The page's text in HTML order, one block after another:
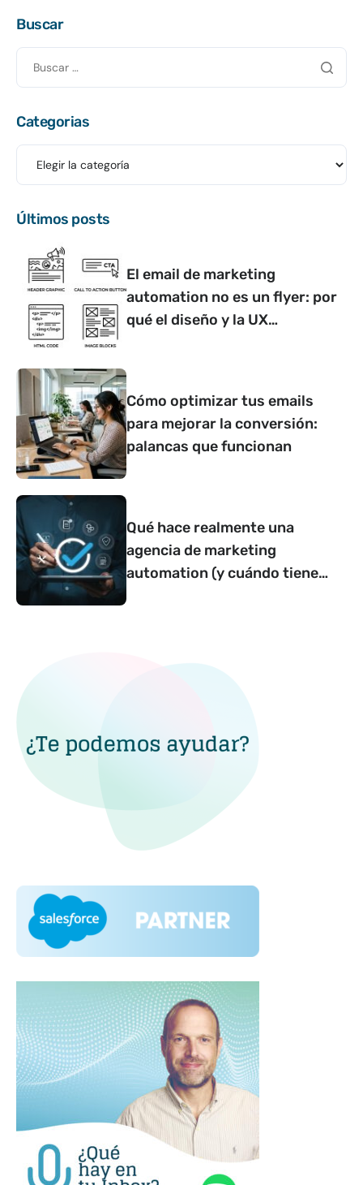
Buscar
Categorias
Últimos posts
El email de marketing
automation no es un flyer: por
qué el diseño y la UX
Cómo optimizar tus emails
para mejorar la conversión:
palancas que funcionan
Qué hace realmente una
agencia de marketing
automation (y cuándo tiene